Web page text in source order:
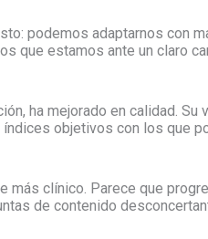
podemos adaptarnos con
que estamos ante un claro
ha mejorado en calidad. Su
objetivos con los que
clínico. Parece que
de contenido